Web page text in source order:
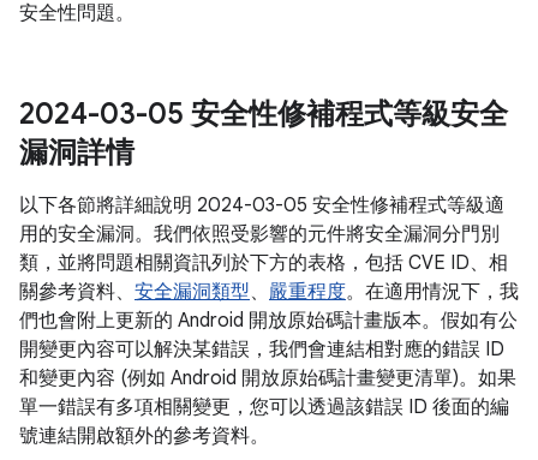
安全性問題。
2024-03-05 安全性修補程式等級安全
漏洞詳情
以下各節將詳細說明 2024-03-05 安全性修補程式等級適
用的安全漏洞。我們依照受影響的元件將安全漏洞分門別
類，並將問題相關資訊列於下方的表格，包括 CVE ID、相
關參考資料、 安全漏洞類型、 嚴重程度。在適用情況下，我
們也會附上更新的 Android 開放原始碼計畫版本。假如有公
開變更內容可以解決某錯誤，我們會連結相對應的錯誤 ID
和變更內容 (例如 Android 開放原始碼計畫變更清單)。如果
單一錯誤有多項相關變更，您可以透過該錯誤 ID 後面的編
號連結開啟額外的參考資料。